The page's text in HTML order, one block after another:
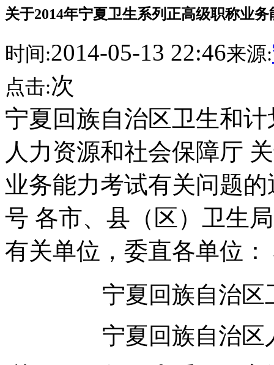
关于2014年宁夏卫生系列正高级职称业
时间:2014-05-13 22:46来源:
点击:次
宁夏回族自治区卫生和
人力资源和社会保障厅
业务能力考试有关问题
号 各市、县（区）卫生
有关单位，委直各单位
宁夏回族自治区
宁夏回族自治区